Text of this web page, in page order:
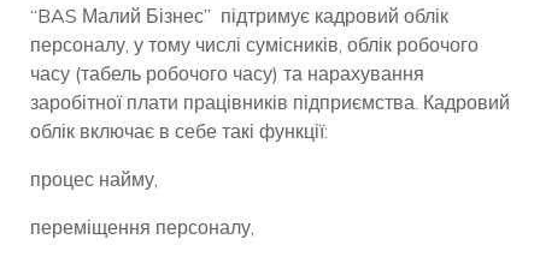
“BAS Малий Бізнес” підтримує кадровий облік
персоналу, у тому числі сумісників, облік робочого
часу (табель робочого часу) та нарахування
заробітної плати працівників підприємства. Кадровий
облік включає в себе такі функції:
процес найму,
переміщення персоналу,